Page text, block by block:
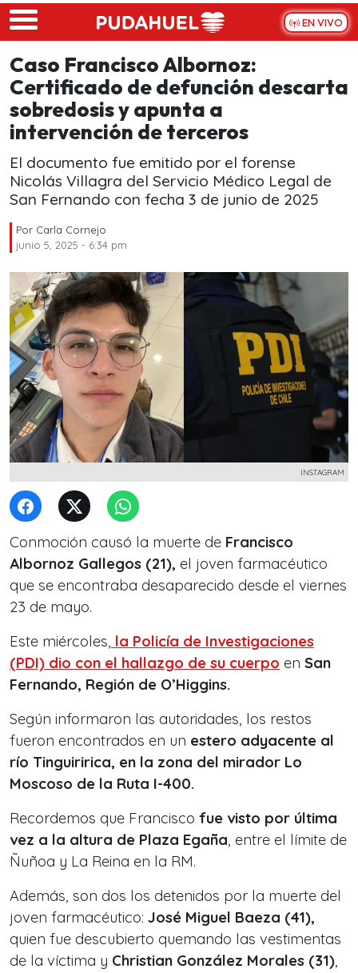
Skip to main content
EN VIVO
Caso Francisco Albornoz:
Certificado de defunción descarta
sobredosis y apunta a
intervención de terceros
El documento fue emitido por el forense
Nicolás Villagra del Servicio Médico Legal de
San Fernando con fecha 3 de junio de 2025
Por Carla Cornejo
junio 5, 2025 - 6:34 pm
INSTAGRAM
Conmoción causó la muerte de Francisco
Albornoz Gallegos (21), el joven farmacéutico
que se encontraba desaparecido desde el viernes
23 de mayo.
Este miércoles, la Policía de Investigaciones
(PDI) dio con el hallazgo de su cuerpo en San
Fernando, Región de O’Higgins.
Según informaron las autoridades, los restos
fueron encontrados en un estero adyacente al
río Tinguiririca, en la zona del mirador Lo
Moscoso de la Ruta I-400.
Recordemos que Francisco fue visto por última
vez a la altura de Plaza Egaña, entre el límite de
Ñuñoa y La Reina en la RM.
Además, son dos los detenidos por la muerte del
joven farmacéutico: José Miguel Baeza (41),
quien fue descubierto quemando las vestimentas
de la víctima y Christian González Morales (31),